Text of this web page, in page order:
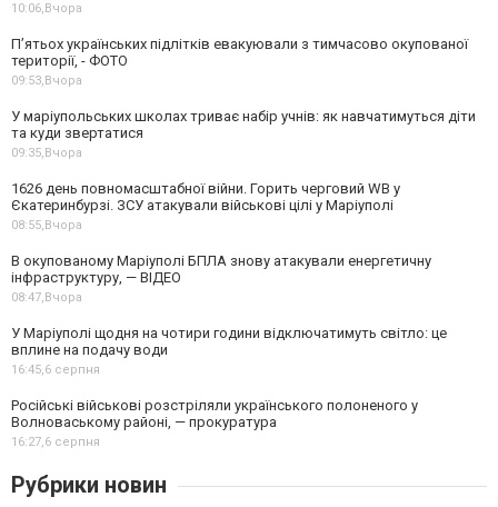
10:06,Вчора
П’ятьох українських підлітків евакуювали з тимчасово окупованої
території, - ФОТО
09:53,Вчора
У маріупольських школах триває набір учнів: як навчатимуться діти
та куди звертатися
09:35,Вчора
1626 день повномасштабної війни. Горить черговий WB у
Єкатеринбурзі. ЗСУ атакували військові цілі у Маріуполі
08:55,Вчора
В окупованому Маріуполі БПЛА знову атакували енергетичну
інфраструктуру, — ВІДЕО
08:47,Вчора
У Маріуполі щодня на чотири години відключатимуть світло: це
вплине на подачу води
16:45,6 серпня
Російські військові розстріляли українського полоненого у
Волноваському районі, — прокуратура
16:27,6 серпня
Рубрики новин